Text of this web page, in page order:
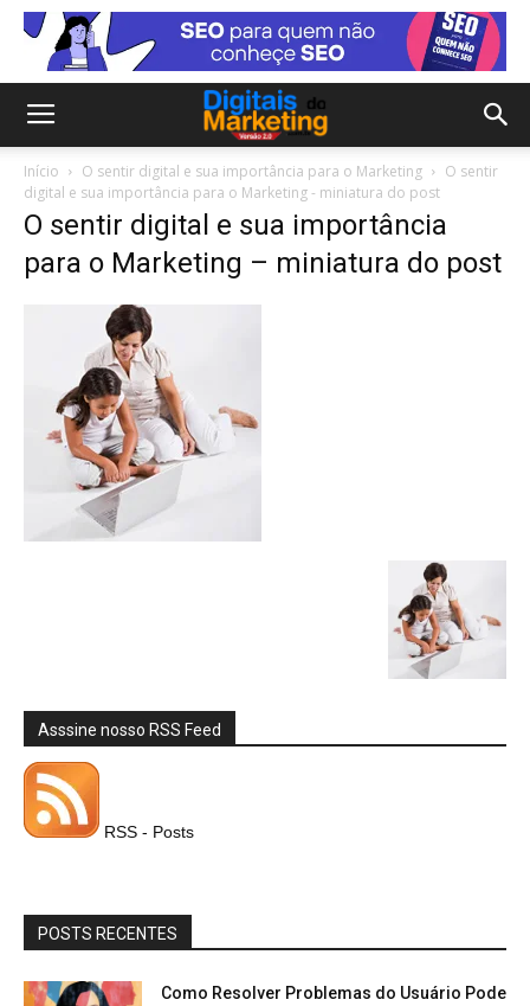
Início O sentir digital e sua importância para o Marketing
O sentir
digital e sua importância para o Marketing - miniatura do post
O sentir digital e sua importância
para o Marketing – miniatura do post
Asssine nosso RSS Feed
RSS - Posts
POSTS RECENTES
Como Resolver Problemas do Usuário Pode